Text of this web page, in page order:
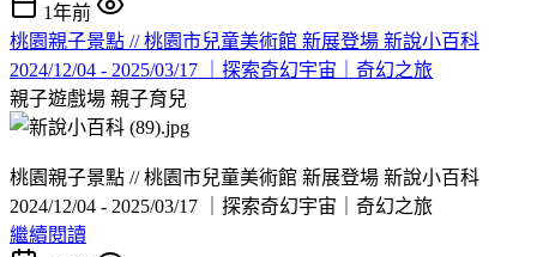
1年前
桃園親子景點 // 桃園市兒童美術館 新展登場 新說小百科
2024/12/04 - 2025/03/17 ｜探索奇幻宇宙｜奇幻之旅
親子遊戲場 親子育兒
桃園親子景點 // 桃園市兒童美術館 新展登場 新說小百科
2024/12/04 - 2025/03/17 ｜探索奇幻宇宙｜奇幻之旅
繼續閱讀